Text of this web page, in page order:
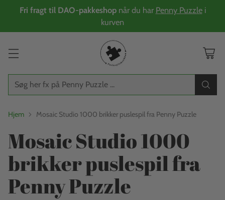
Fri fragt til DAO-pakkeshopnår du har Penny Puzzlei
kurven
Søg her fx på Penny Puzzle ...
Hjem Mosaic Studio 1000 brikker puslespil fra Penny Puzzle
Mosaic Studio 1000
brikker puslespil fra
Penny Puzzle